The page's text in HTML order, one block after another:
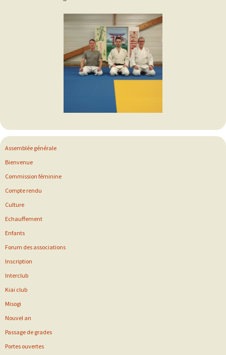
articles
Assemblée générale
Bienvenue
Commission féminine
Compte rendu
Culture
Echauffement
Enfants
Forum des associations
Inscription
Interclub
Kiai club
Misogi
Nouvel an
Passage de grades
Portes ouvertes